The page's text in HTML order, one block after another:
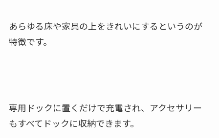
あらゆる床や家具の上をきれいにするというのが
特徴です。
専用ドックに置くだけで充電され、アクセサリー
もすべてドックに収納できます。